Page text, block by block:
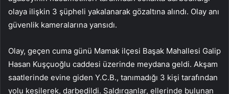
olaya ilişkin 3 şüpheli yakalanarak gözaltına alındı. Olay anı
güvenlik kameralarına yansıdı.
Olay, geçen cuma günü Mamak ilçesi Başak Mahallesi Galip
Hasan Kuşçuoğlu caddesi üzerinde meydana geldi. Akşam
saatlerinde evine giden Y.C.B., tanımadığı 3 kişi tarafından
yolu kesilerek, darbedildi. Saldırganlar, ellerinde bulunan